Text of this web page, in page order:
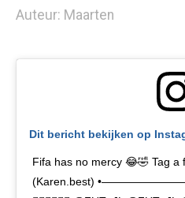
Auteur: Maarten
Dit bericht bekijken op
Fifa has no mercy 😂🤣 Tag a
(Karen.best)